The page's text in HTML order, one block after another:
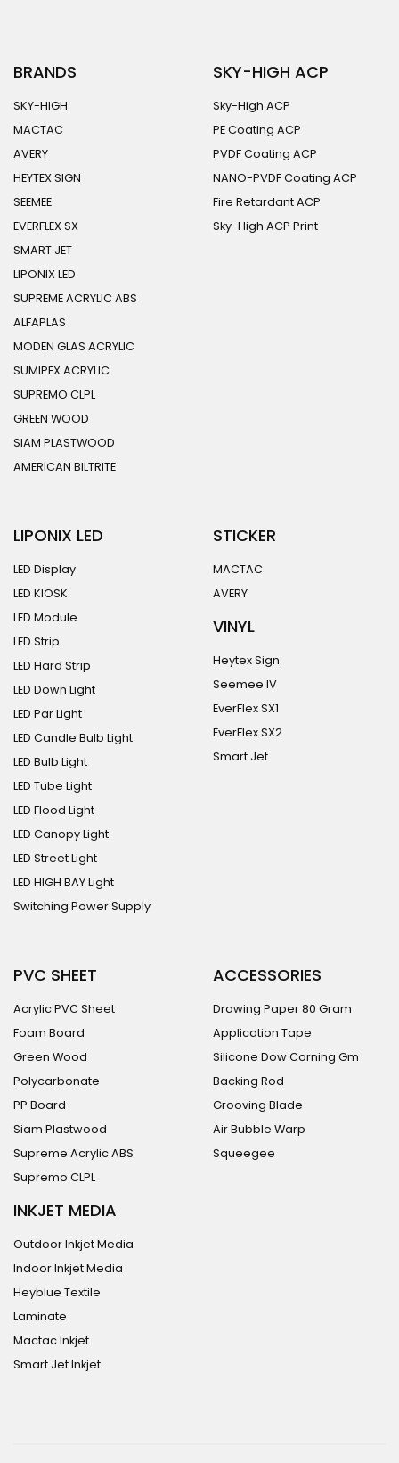
BRANDS
SKY-HIGH
MACTAC
AVERY
HEYTEX SIGN
SEEMEE
EVERFLEX SX
SMART JET
LIPONIX LED
SUPREME ACRYLIC ABS
ALFAPLAS
MODEN GLAS ACRYLIC
SUMIPEX ACRYLIC
SUPREMO CLPL
GREEN WOOD
SIAM PLASTWOOD
AMERICAN BILTRITE
SKY-HIGH ACP
Sky-High ACP
PE Coating ACP
PVDF Coating ACP
NANO-PVDF Coating ACP
Fire Retardant ACP
Sky-High ACP Print
LIPONIX LED
LED Display
LED KIOSK
LED Module
LED Strip
LED Hard Strip
LED Down Light
LED Par Light
LED Candle Bulb Light
LED Bulb Light
LED Tube Light
LED Flood Light
LED Canopy Light
LED Street Light
LED HIGH BAY Light
Switching Power Supply
STICKER
MACTAC
AVERY
VINYL
Heytex Sign
Seemee IV
EverFlex SX1
EverFlex SX2
Smart Jet
PVC SHEET
Acrylic PVC Sheet
Foam Board
Green Wood
Polycarbonate
PP Board
Siam Plastwood
Supreme Acrylic ABS
Supremo CLPL
INKJET MEDIA
Outdoor Inkjet Media
Indoor Inkjet Media
Heyblue Textile
Laminate
Mactac Inkjet
Smart Jet Inkjet
ACCESSORIES
Drawing Paper 80 Gram
Application Tape
Silicone Dow Corning Gm
Backing Rod
Grooving Blade
Air Bubble Warp
Squeegee